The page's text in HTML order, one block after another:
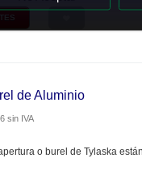
de Aluminio
sin IVA
o burel de Tylaska